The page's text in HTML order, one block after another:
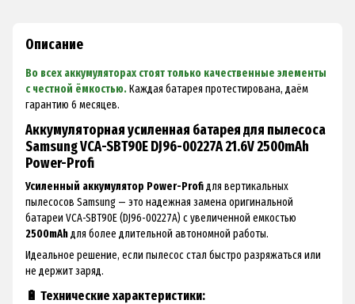
Описание
Во всех аккумуляторах стоят только качественные элементы
с честной ёмкостью.Каждая батарея протестирована, даём
гарантию 6 месяцев.
Аккумуляторная усиленная батарея для пылесоса
Samsung VCA-SBT90E DJ96-00227A 21.6V 2500mAh
Power-Profi
Усиленный аккумулятор Power-Profiдля вертикальных
пылесосов Samsung — это надежная замена оригинальной
батареи VCA-SBT90E (DJ96-00227A) с увеличенной емкостью
2500mAhдля более длительной автономной работы.
Идеальное решение, если пылесос стал быстро разряжаться или
не держит заряд.
🔋 Технические характеристики: